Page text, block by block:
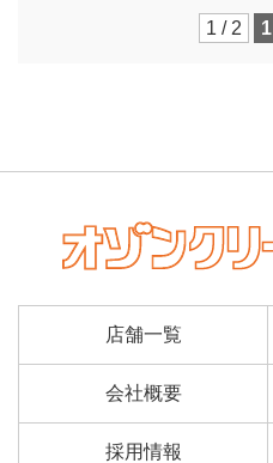
1 / 2 1
店舗一覧
会社概要
採用情報